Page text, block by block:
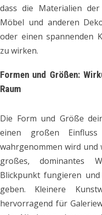
dass die Materialien
Möbel und anderen
oder einen spannenden
zu wirken.
Formen und Größen:
Raum
Die Form und Größe
einen großen
wahrgenommen wird und
großes, dominantes
Blickpunkt fungieren
geben. Kleinere
hervorragend für